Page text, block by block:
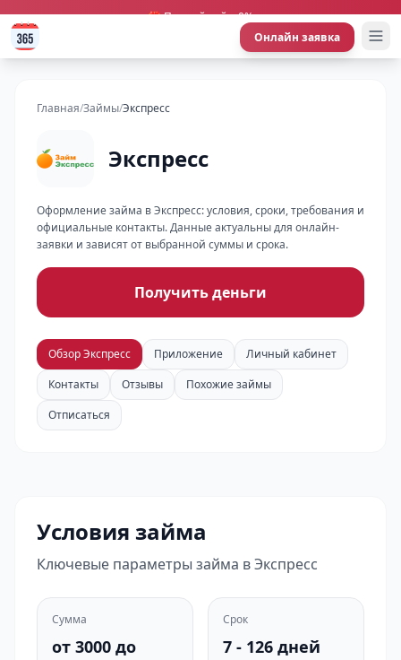
🎁 Первый займ 0%
Онлайн заявка
Главная/Займы/Экспресс
Экспресс
Оформление займа в Экспресс: условия, сроки, требования и
официальные контакты. Данные актуальны для онлайн-
заявки и зависят от выбранной суммы и срока.
Получить деньги
Обзор Экспресс Приложение
Личный кабинет
Контакты
Отзывы
Похожие займы
Отписаться
Условия займа
Ключевые параметры займа в Экспресс
Сумма
от 3000 до
Срок
7 - 126 дней